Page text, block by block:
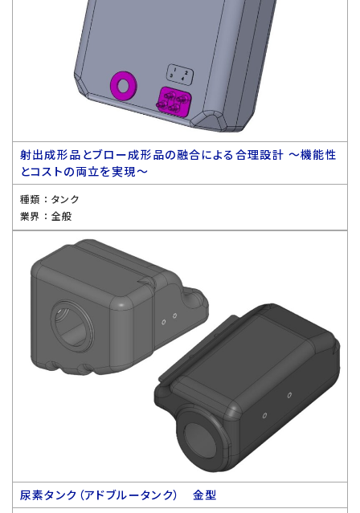
射出成形品とブロー成形品の融合による合理設計 〜機能性
とコストの両立を実現〜
種類 ： タンク
業界 ： 全般
尿素タンク（アドブルータンク） 金型